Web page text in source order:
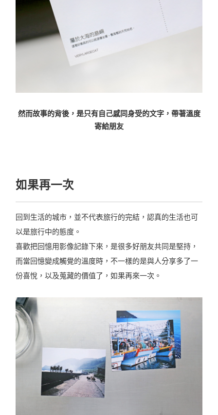
然而故事的背後，是只有自己感同身受的文字，帶著溫度
寄給朋友
如果再一次
回到生活的城市，並不代表旅行的完結，認真的生活也可
以是旅行中的態度。
喜歡把回憶用影像記錄下來，是很多好朋友共同是堅持，
而當回憶變成觸覺的溫度時，不一樣的是與人分享多了一
份喜悅，以及蒐藏的價值了，如果再來一次。